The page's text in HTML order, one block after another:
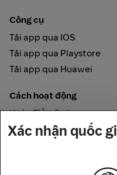
Công cụ
Tải app qua IOS
Tải app qua Playstore
Tải app qua Huawei
Cách hoạt động
Hoàn Tiền Online
Được đảm bảo bởi
Xác nhận quốc